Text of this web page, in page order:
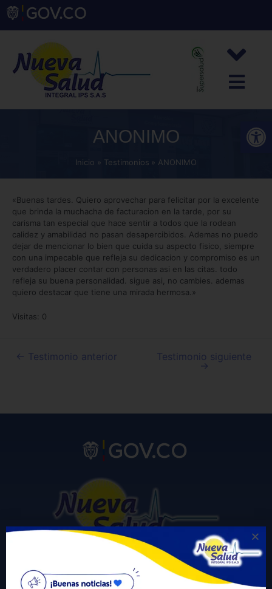
ANONIMO
Inicio Testimonios ANONIMO
«Buenas tardes. Quiero aprovechar para felicitar por la excelente
que brinda la muchacha de facturacion en la tarde, por su
carisma tan especial que hace sentir a todos que la rodean
calidez y amabilidad no pasan desapercibidos. Ademas no puedo
dejar de mencionar lo bien que cuida su aspecto fisico, siempre
con una impecable que refleja su dedicacion y compromiso es un
verdadero placer contar con personas asi en las citas. todo
refleja su buena personalidad. sigue asi, no cambies. ademas
quiero destacar que tiene una mirada hermosa.»
Visitas: 0
← Testimonio anterior Testimonio siguiente
→
Carrera 20 # 23A -20 La Granja San José del Guaviare